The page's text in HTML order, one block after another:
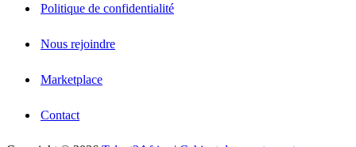
Politique de confidentialité
Nous rejoindre
Marketplace
Contact